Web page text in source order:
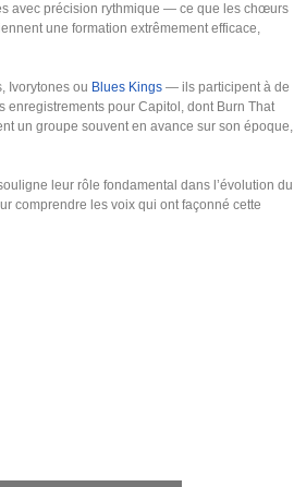
avec précision rythmique — ce que les chœurs
une formation extrêmement efficace,
Ivorytones ou Blues Kings — ils participent à de
pour Capitol, dont Burn That
un groupe souvent en avance sur son époque,
leur rôle fondamental dans l’évolution du
comprendre les voix qui ont façonné cette